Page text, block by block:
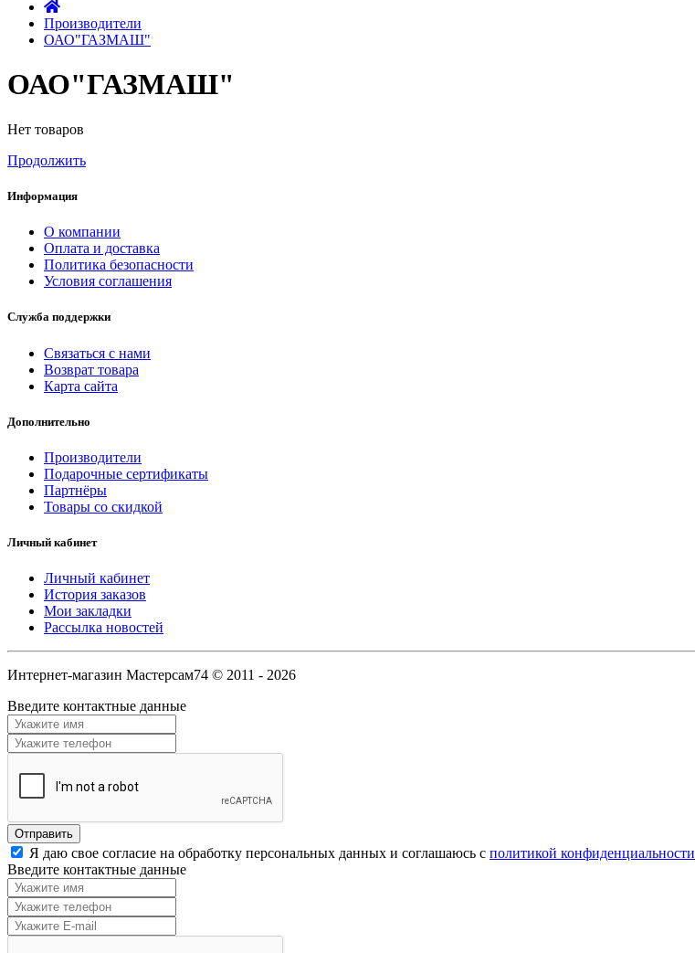
Производители
ОАО"ГАЗМАШ"
ОАО"ГАЗМАШ"
Нет товаров
Продолжить
Информация
О компании
Оплата и доставка
Политика безопасности
Условия соглашения
Служба поддержки
Связаться с нами
Возврат товара
Карта сайта
Дополнительно
Производители
Подарочные сертификаты
Партнёры
Товары со скидкой
Личный кабинет
Личный кабинет
История заказов
Мои закладки
Рассылка новостей
Интернет-магазин Мастерсам74 © 2011 - 2026
Введите контактные данные
Я даю свое согласие на обработку персональных данных и соглашаюсь с политикой конфиденциальности
Введите контактные данные